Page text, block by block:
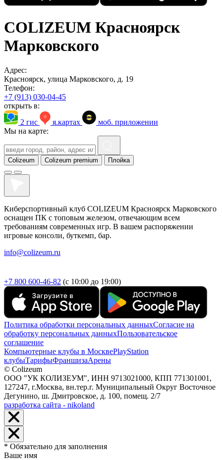
COLIZEUM Красноярск
Марковского
Адрес:
Красноярск, улица Марковского, д. 19
Телефон:
+7 (913) 030-04-45
открыть в:
2 гис
я.картах
моб. приложении
Мы на карте:
Colizeum Colizeum premium Плойка
Киберспортивный клуб COLIZEUM Красноярск Марковского
оснащен ПК с топовым железом, отвечающим всем
требованиям современных игр. В вашем распоряжении
игровые консоли, буткемп, бар.
info@colizeum.ru
+7 800 600-46-82 (с 10:00 до 19:00)
Политика обработки персональных данныхСогласие на
обработку персональных данныхПользовательское
соглашение
Компьютерные клубы в МосквеPlayStation
клубыТарифыФраншизаАрены
© Colizeum
ООО "УК КОЛИЗЕУМ", ИНН 9713021000, КПП 771301001,
127247, г.Москва, вн.тер.г. Муниципальный Округ Восточное
Дегунино, ш. Дмитровское, д. 100, помещ. 2/7
разработка сайта - nikoland
* Обязательно для заполнения
Ваше имя